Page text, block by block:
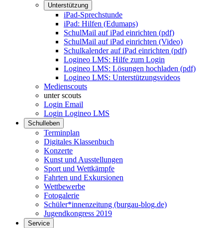
Unterstützung
iPad-Sprechstunde
iPad: Hilfen (Edumaps)
SchulMail auf iPad einrichten (pdf)
SchulMail auf iPad einrichten (Video)
Schulkalender auf iPad einrichten (pdf)
Logineo LMS: Hilfe zum Login
Logineo LMS: Lösungen hochladen (pdf)
Logineo LMS: Unterstützungsvideos
Medienscouts
unter scouts
Login Email
Login Logineo LMS
Schulleben
Terminplan
Digitales Klassenbuch
Konzerte
Kunst und Ausstellungen
Sport und Wettkämpfe
Fahrten und Exkursionen
Wettbewerbe
Fotogalerie
Schüler*innenzeitung (burgau-blog.de)
Jugendkongress 2019
Service